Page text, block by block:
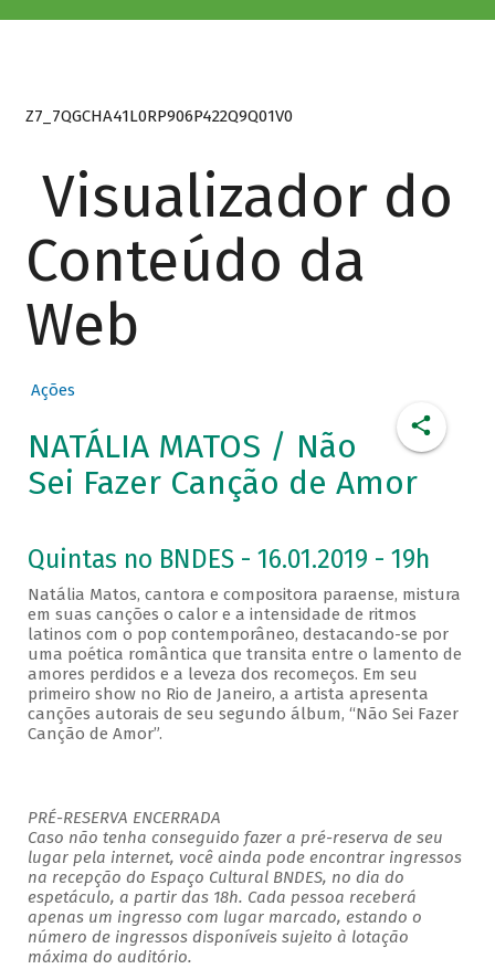
Z7_7QGCHA41L0RP906P422Q9Q01V0
Visualizador do
Conteúdo da
Web
Ações
NATÁLIA MATOS / Não
Sei Fazer Canção de Amor
Quintas no BNDES - 16.01.2019 - 19h
Natália Matos, cantora e compositora paraense, mistura
em suas canções o calor e a intensidade de ritmos
latinos com o pop contemporâneo, destacando-se por
uma poética romântica que transita entre o lamento de
amores perdidos e a leveza dos recomeços. Em seu
primeiro show no Rio de Janeiro, a artista apresenta
canções autorais de seu segundo álbum, “Não Sei Fazer
Canção de Amor”.
PRÉ-RESERVA ENCERRADA
Caso não tenha conseguido fazer a pré-reserva de seu
lugar pela internet, você ainda pode encontrar ingressos
na recepção do Espaço Cultural BNDES, no dia do
espetáculo, a partir das 18h. Cada pessoa receberá
apenas um ingresso com lugar marcado, estando o
número de ingressos disponíveis sujeito à lotação
máxima do auditório.